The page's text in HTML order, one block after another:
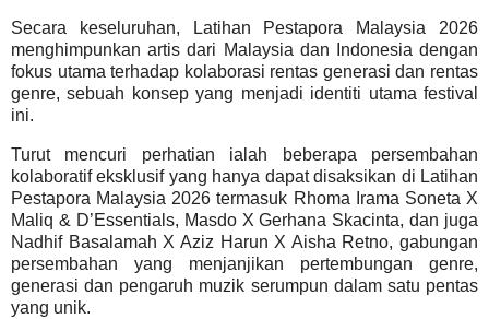
Secara keseluruhan, Latihan Pestapora Malaysia 2026
menghimpunkan artis dari Malaysia dan Indonesia dengan
fokus utama terhadap kolaborasi rentas generasi dan rentas
genre, sebuah konsep yang menjadi identiti utama festival
ini.
Turut mencuri perhatian ialah beberapa persembahan
kolaboratif eksklusif yang hanya dapat disaksikan di Latihan
Pestapora Malaysia 2026 termasuk Rhoma Irama Soneta X
Maliq & D’Essentials, Masdo X Gerhana Skacinta, dan juga
Nadhif Basalamah X Aziz Harun X Aisha Retno, gabungan
persembahan yang menjanjikan pertembungan genre,
generasi dan pengaruh muzik serumpun dalam satu pentas
yang unik.